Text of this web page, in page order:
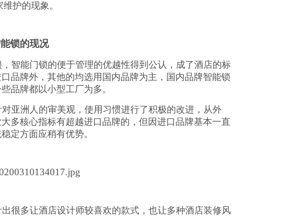
护的现象。
锁的现况
智能门锁的便于管理的优越性得到公认，成了酒店的标
品牌外，其他的均选用国内品牌为主，国内品牌智能锁
品牌都以小型工厂为多。
亚洲人的审美观，使用习惯进行了积极的改进，从外
多核心指标有超越进口品牌的，但因进口品牌基本一直
定方面应稍有优势。
很多让酒店设计师较喜欢的款式，也让多种酒店装修风